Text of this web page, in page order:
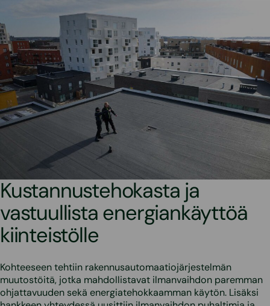
Kustannustehokasta ja
vastuullista energiankäyttöä
kiinteistölle
Kohteeseen tehtiin rakennusautomaatiojärjestelmän
muutostöitä, jotka mahdollistavat ilmanvaihdon paremman
ohjattavuuden sekä energiatehokkaamman käytön. Lisäksi